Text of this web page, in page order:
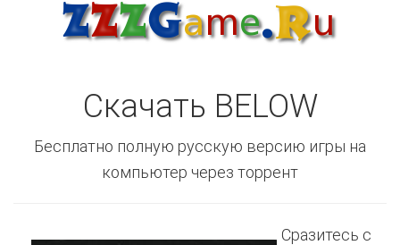
Скачать BELOW
Бесплатно полную русскую версию игры на
компьютер через торрент
Сразитесь с